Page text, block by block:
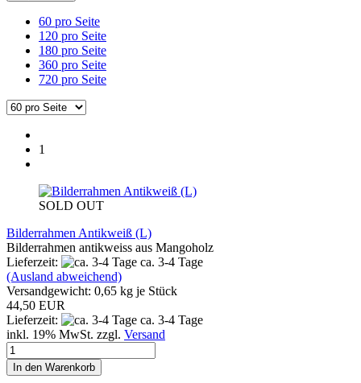
60 pro Seite
120 pro Seite
180 pro Seite
360 pro Seite
720 pro Seite
1
SOLD OUT
Bilderrahmen Antikweiß (L)
Bilderrahmen antikweiss aus Mangoholz
Lieferzeit:
ca. 3-4 Tage
(Ausland abweichend)
Versandgewicht: 0,65 kg je Stück
44,50 EUR
Lieferzeit:
ca. 3-4 Tage
inkl. 19% MwSt. zzgl. Versand
In den Warenkorb